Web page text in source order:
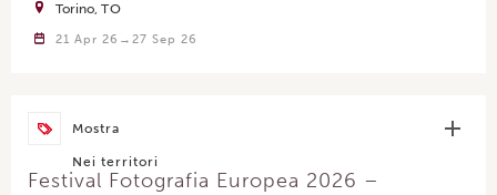
Torino TO
21 Apr 26 27 Sep 26
Mostra
Nei territori
Festival Fotografia Europea 2026 –